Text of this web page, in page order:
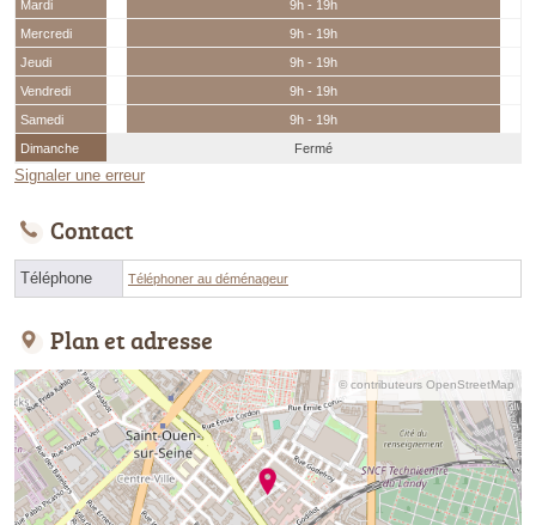
Mardi
9h - 19h
Mercredi
9h - 19h
Jeudi
9h - 19h
Vendredi
9h - 19h
Samedi
9h - 19h
Dimanche
Fermé
Signaler une erreur
Contact
Téléphone Téléphoner au déménageur
Plan et adresse
© contributeurs OpenStreetMap